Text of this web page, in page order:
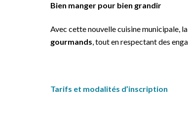
Bien manger pour bien grandir
Avec cette nouvelle cuisine municipale,
gourmands, tout en respectant des
Tarifs et modalités d’inscription